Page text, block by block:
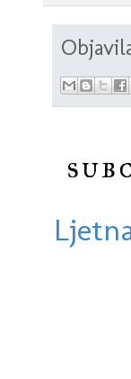
Dok je ne
prije
najljepših